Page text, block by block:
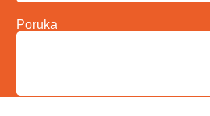
Poruka